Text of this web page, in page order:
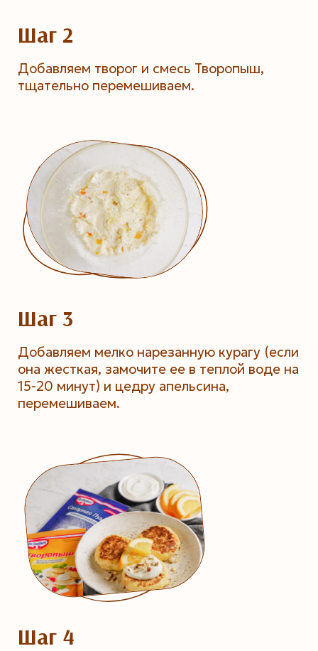
Шаг 2
Добавляем творог и смесь Творопыш,
тщательно перемешиваем.
Шаг 3
Добавляем мелко нарезанную курагу (если
она жесткая, замочите ее в теплой воде на
15-20 минут) и цедру апельсина,
перемешиваем.
Шаг 4